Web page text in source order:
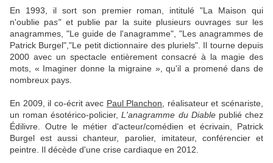
En 1993, il sort son premier roman, intitulé "La Maison qui
n'oublie pas" et publie par la suite plusieurs ouvrages sur les
anagrammes, "Le guide de l'anagramme", "Les anagrammes de
Patrick Burgel","Le petit dictionnaire des pluriels". Il tourne depuis
2000 avec un spectacle entièrement consacré à la magie des
mots, « Imaginer donne la migraine », qu'il a promené dans de
nombreux pays.
En 2009, il co-écrit avec Paul Planchon , réalisateur et scénariste,
un roman ésotérico-policier,L'anagramme du Diablepublié chez
Édilivre. Outre le métier d'acteur/comédien et écrivain, Patrick
Burgel est aussi chanteur, parolier, imitateur, conférencier et
peintre. Il décède d'une crise cardiaque en 2012.